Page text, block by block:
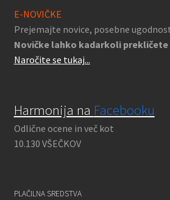
E-NOVIČKE
Prejemajte novice, posebne
Novičke lahko kadarkoli prekličete
Naročite se tukaj...
Harmonija na Facebooku
Odlične ocene in več kot
10.130 VŠEČKOV
PLAČILNA SREDSTVA